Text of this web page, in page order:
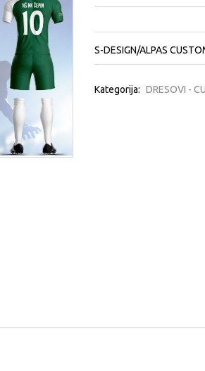
S-DESIGN/ALPAS
Kategorija: DRESOVI -